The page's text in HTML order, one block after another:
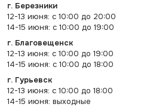
г. Березники
12-13 июня: с 10:00 до 20:00
14-15 июня: с 10:00 до 19:00
г. Благовещенск
12-13 июня: с 10:00 до 19:00
14-15 июня: с 10:00 до 18:00
г. Гурьевск
12-13 июня: с 10:00 до 18:00
14-15 июня: выходные